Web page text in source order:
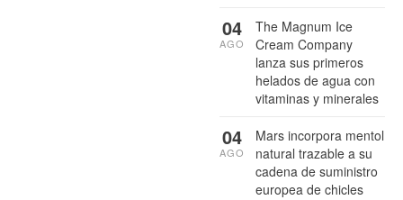
The Magnum Ice
Cream Company
lanza sus primeros
helados de agua con
vitaminas y minerales
04
AGO
Mars incorpora mentol
natural trazable a su
cadena de suministro
europea de chicles
04
AGO